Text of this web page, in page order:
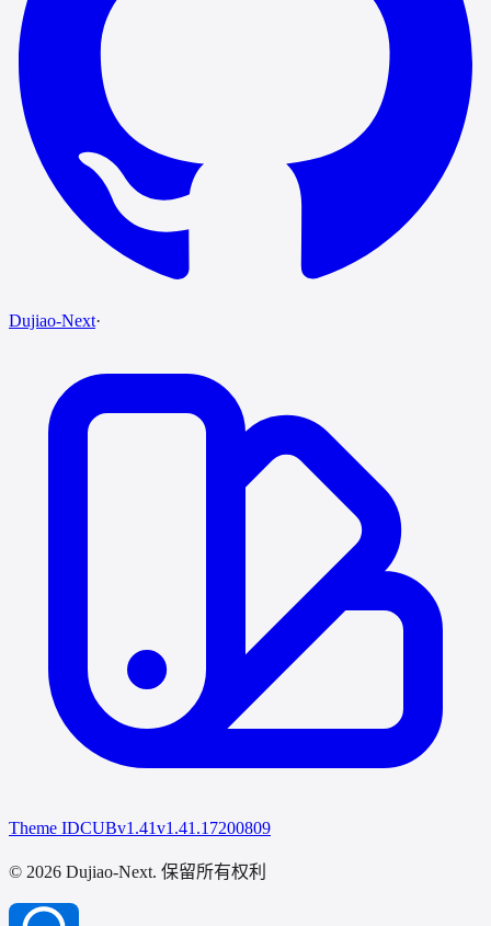
Dujiao-Next·
Theme IDCUBv1.41v1.41.17200809
© 2026 Dujiao-Next. 保留所有权利